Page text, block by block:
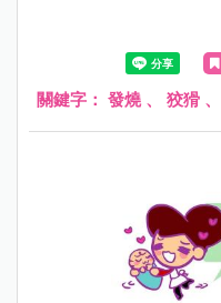
關鍵字： 發燒、 狡猾 、